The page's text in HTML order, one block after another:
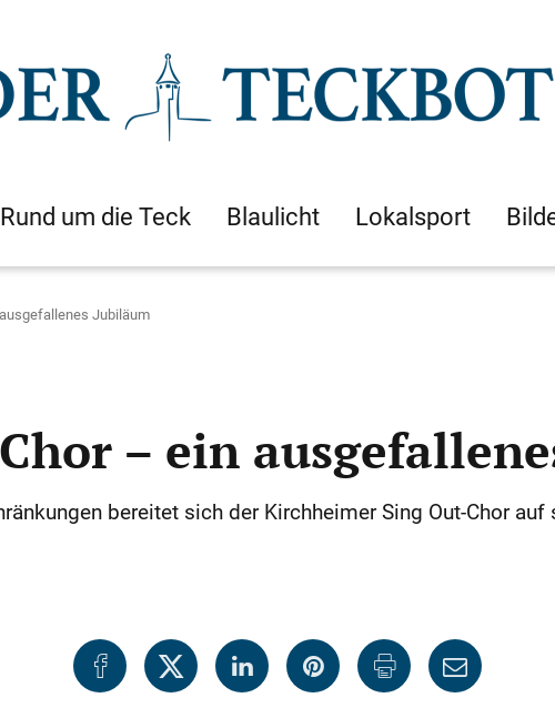
Rund um die Teck Blaulicht Lokalsport
Jubiläum
– ein
bereitet sich der Kirchheimer Sing Out-Chor